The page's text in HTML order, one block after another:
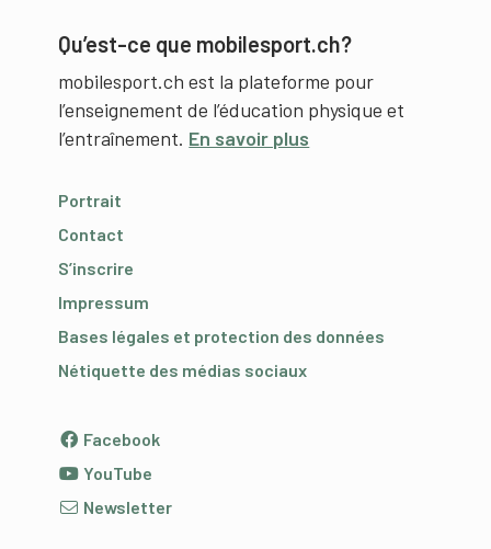
Qu’est-ce que mobilesport.ch?
mobilesport.ch est la plateforme pour
l’enseignement de l’éducation physique et
l’entraînement. En savoir plus
Portrait
Contact
S’inscrire
Impressum
Bases légales et protection des données
Nétiquette des médias sociaux
Facebook
YouTube
Newsletter